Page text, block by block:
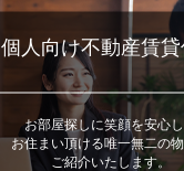
個人向け不動産賃
お部屋探しに笑顔を安心
お住まい頂ける唯一無二の
ご紹介いたします。